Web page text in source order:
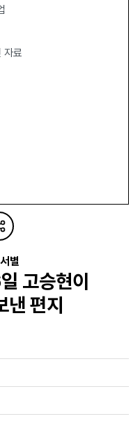
자료
별
고승현이
낸 편지